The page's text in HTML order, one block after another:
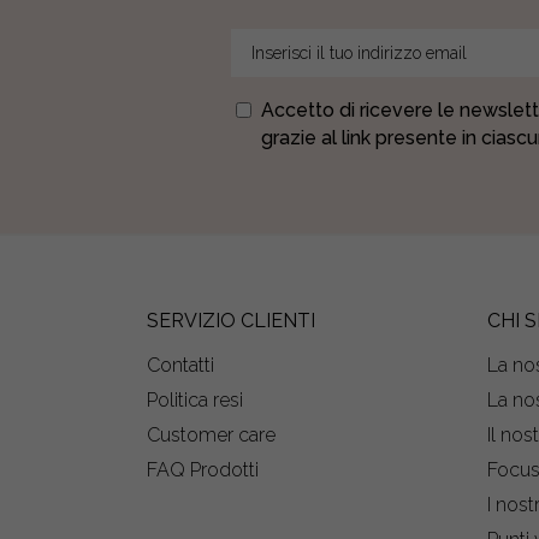
Accetto di ricevere le
grazie al link presente in
SERVIZIO CLIENTI
Contatti
Politica resi
Customer care
FAQ Prodotti
CHI
La
La
Il
Focus
I